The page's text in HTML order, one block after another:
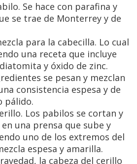
Se hace con parafina y
se trae de Monterrey y de
para la cabecilla. Lo cual
una receta que incluye
y óxido de zinc.
se pesan y mezclan
consistencia espesa y de
pálido.
Los pabilos se cortan y
una prensa que sube y
uno de los extremos del
espesa y amarilla.
la cabeza del cerillo